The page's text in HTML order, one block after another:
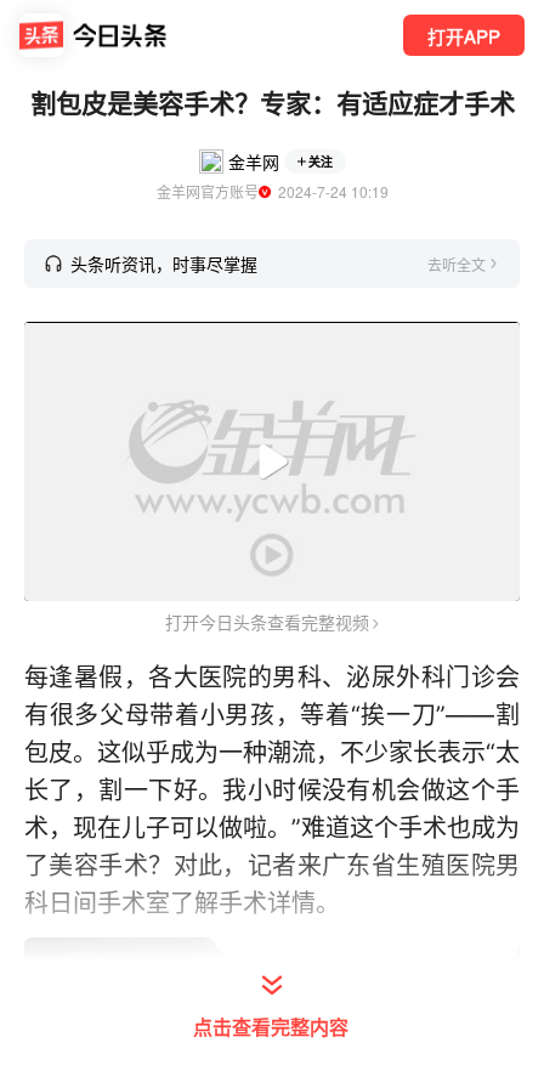
打开APP
割包皮是美容手术？专家：有适应症才手术
金羊网 关注
金羊网官方账号
  2024-7-24 10:19
头条听资讯，时事尽掌握 去听全文
打开今日头条查看完整视频
每逢暑假，各大医院的男科、泌尿外科门诊会
有很多父母带着小男孩，等着“挨一刀”——割
包皮。这似乎成为一种潮流，不少家长表示“太
长了，割一下好。我小时候没有机会做这个手
术，现在儿子可以做啦。”难道这个手术也成为
了美容手术？对此，记者来广东省生殖医院男
科日间手术室了解手术详情。
点击查看完整内容